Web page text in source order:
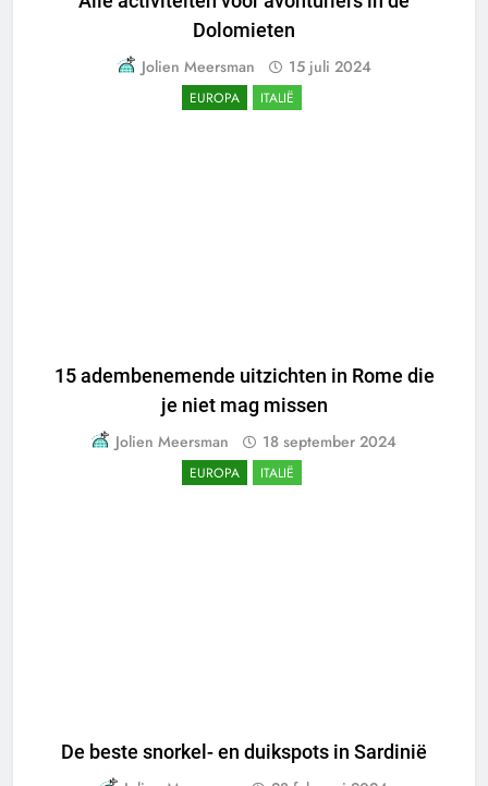
Dolomieten
Jolien Meersman 15 juli 2024
EUROPA ITALIË
15 adembenemende uitzichten in Rome die
je niet mag missen
Jolien Meersman 18 september 2024
EUROPA ITALIË
De beste snorkel- en duikspots in Sardinië